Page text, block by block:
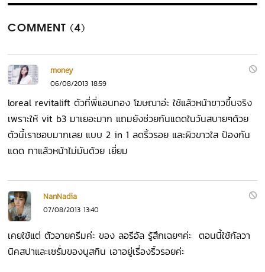
COMMENT (4)
money
06/08/2013 18:59
loreal revitalift ตัวที่พี่แอนทอง โฆษณาอ่ะ ใช้แล้วหน้าขาวขึ้นจริง
เพราะให้ vit b3 มาเยอะมาก แถมยังช่วยกันแดดในวันสบายๆด้วย
ตัวนี้เราชอบมากเลย แบบ 2 in 1 ลดริ้วรอย และผิวขาวใส ป้องกัน
แดด ทาแล้วหน้าไม่มันด้วย เยี่ยม
NanNadia
07/08/2013 13:40
เคยใช้แต่ ตัวอายครีมค่ะ ของ ลอรีอัล รู้สึกเฉยๆค่ะ ตอนนี้ใช้กัลวา
นิคสปาและเซรั่มของนูสกิน เอาอยู่เรื่องริ้วรอยค่ะ